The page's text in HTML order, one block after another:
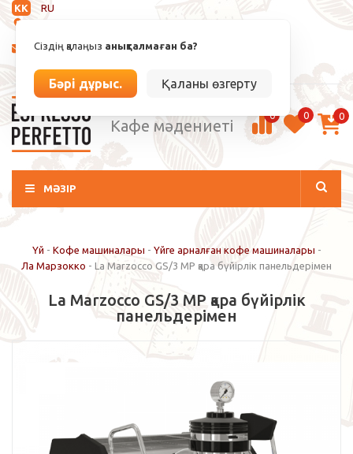
KK
RU
Сіздің қалаңыз анықталмаған ба?
Бәрі дұрыс. Қаланы өзгерту
info@espressoperfetto.kz
Кафе мәдениеті
0 0 0
МӘЗІР
Үй - Кофе машиналары - Үйге арналған кофе машиналары -
Ла Марзокко - La Marzocco GS/3 MP қара бүйірлік панельдерімен
La Marzocco GS/3 MP қара бүйірлік
панельдерімен